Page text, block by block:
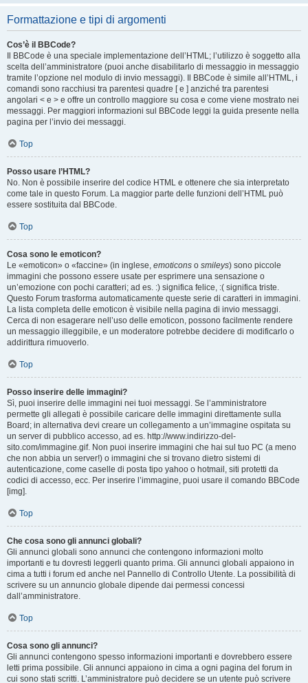
Formattazione e tipi di argomenti
Cos’è il BBCode?
Il BBCode è una speciale implementazione dell’HTML; l’utilizzo è soggetto alla
scelta dell’amministratore (puoi anche disabilitarlo di messaggio in messaggio
tramite l’opzione nel modulo di invio messaggi). Il BBCode è simile all’HTML, i
comandi sono racchiusi tra parentesi quadre [ e ] anziché tra parentesi
angolari < e > e offre un controllo maggiore su cosa e come viene mostrato nei
messaggi. Per maggiori informazioni sul BBCode leggi la guida presente nella
pagina per l’invio dei messaggi.
Top
Posso usare l’HTML?
No. Non è possibile inserire del codice HTML e ottenere che sia interpretato
come tale in questo Forum. La maggior parte delle funzioni dell’HTML può
essere sostituita dal BBCode.
Top
Cosa sono le emoticon?
Le «emoticon» o «faccine» (in inglese, emoticons o smileys) sono piccole
immagini che possono essere usate per esprimere una sensazione o
un’emozione con pochi caratteri; ad es. :) significa felice, :( significa triste.
Questo Forum trasforma automaticamente queste serie di caratteri in immagini.
La lista completa delle emoticon è visibile nella pagina di invio messaggi.
Cerca di non esagerare nell’uso delle emoticon, possono facilmente rendere
un messaggio illeggibile, e un moderatore potrebbe decidere di modificarlo o
addirittura rimuoverlo.
Top
Posso inserire delle immagini?
Sì, puoi inserire delle immagini nei tuoi messaggi. Se l’amministratore
permette gli allegati è possibile caricare delle immagini direttamente sulla
Board; in alternativa devi creare un collegamento a un’immagine ospitata su
un server di pubblico accesso, ad es. http://www.indirizzo-del-
sito.com/immagine.gif. Non puoi inserire immagini che hai sul tuo PC (a meno
che non abbia un server!) o immagini che si trovano dietro sistemi di
autenticazione, come caselle di posta tipo yahoo o hotmail, siti protetti da
codici di accesso, ecc. Per inserire l’immagine, puoi usare il comando BBCode
[img].
Top
Che cosa sono gli annunci globali?
Gli annunci globali sono annunci che contengono informazioni molto
importanti e tu dovresti leggerli quanto prima. Gli annunci globali appaiono in
cima a tutti i forum ed anche nel Pannello di Controllo Utente. La possibilità di
scrivere su un annuncio globale dipende dai permessi concessi
dall’amministratore.
Top
Cosa sono gli annunci?
Gli annunci contengono spesso informazioni importanti e dovrebbero essere
letti prima possibile. Gli annunci appaiono in cima a ogni pagina del forum in
cui sono stati scritti. L’amministratore può decidere se un utente può scrivere